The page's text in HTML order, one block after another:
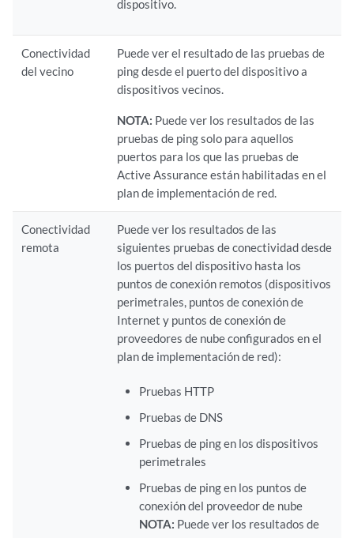
dispositivo.
Conectividad
del vecino
Puede ver el resultado de las pruebas de
ping desde el puerto del dispositivo a
dispositivos vecinos.
NOTA: Puede ver los resultados de las
pruebas de ping solo para aquellos
puertos para los que las pruebas de
Active Assurance están habilitadas en el
plan de implementación de red.
Conectividad
remota
Puede ver los resultados de las
siguientes pruebas de conectividad desde
los puertos del dispositivo hasta los
puntos de conexión remotos (dispositivos
perimetrales, puntos de conexión de
Internet y puntos de conexión de
proveedores de nube configurados en el
plan de implementación de red):
Pruebas HTTP
Pruebas de DNS
Pruebas de ping en los dispositivos
perimetrales
Pruebas de ping en los puntos de
conexión del proveedor de nube
NOTA: Puede ver los resultados de